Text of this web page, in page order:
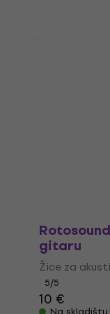
gitaru
Žice za
5/5
10 €